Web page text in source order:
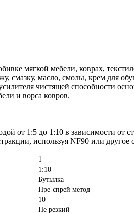
мягкой мебели, коврах,
смазку, масло, смолы, крем для
чистящей способности
и ворса ковров.
от 1:5 до 1:10 в зависимости от
используя NF90 или другое
1
1:10
Бутылка
Пре-спрей метод
10
Не резкий